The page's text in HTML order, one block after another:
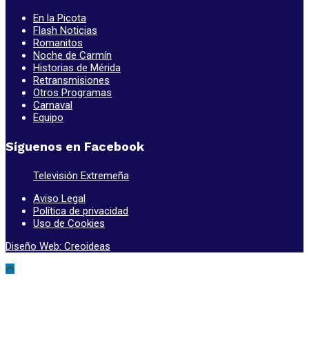
En la Picota
Flash Noticias
Romanitos
Noche de Carmín
Historias de Mérida
Retransmisiones
Otros Programas
Carnaval
Equipo
Síguenos en Facebook
Televisión Extremeña
Aviso Legal
Política de privacidad
Uso de Cookies
Diseño Web: Creoideas